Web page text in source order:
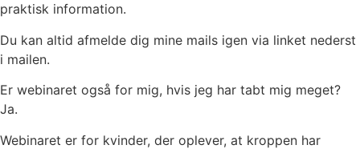
praktisk information.
Du kan altid afmelde dig mine mails igen via linket nederst
i mailen.
Er webinaret også for mig, hvis jeg har tabt mig meget?
Ja.
Webinaret er for kvinder, der oplever, at kroppen har